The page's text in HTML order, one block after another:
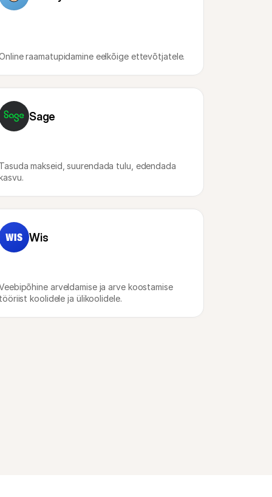
raamatupidamine eelkõige ettevõtjatele.
Sage
makseid, suurendada tulu, edendada
Wis
arveldamise ja arve koostamise
koolidele ja ülikoolidele.